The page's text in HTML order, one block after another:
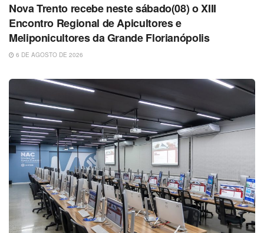
Nova Trento recebe neste sábado(08) o XIII
Encontro Regional de Apicultores e
Meliponicultores da Grande Florianópolis
6 DE AGOSTO DE 2026